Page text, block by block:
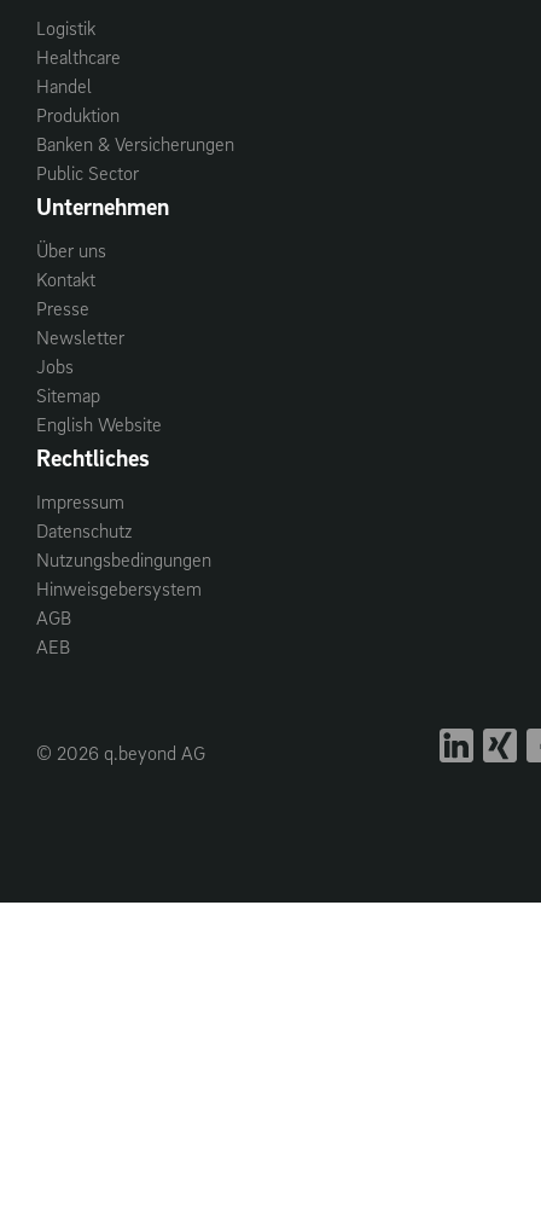
Logistik
Healthcare
Handel
Produktion
Banken & Versicherungen
Public Sector
Unternehmen
Über uns
Kontakt
Presse
Newsletter
Jobs
Sitemap
English Website
Rechtliches
Impressum
Datenschutz
Nutzungsbedingungen
Hinweisgebersystem
AGB
AEB
© 2026 q.beyond AG